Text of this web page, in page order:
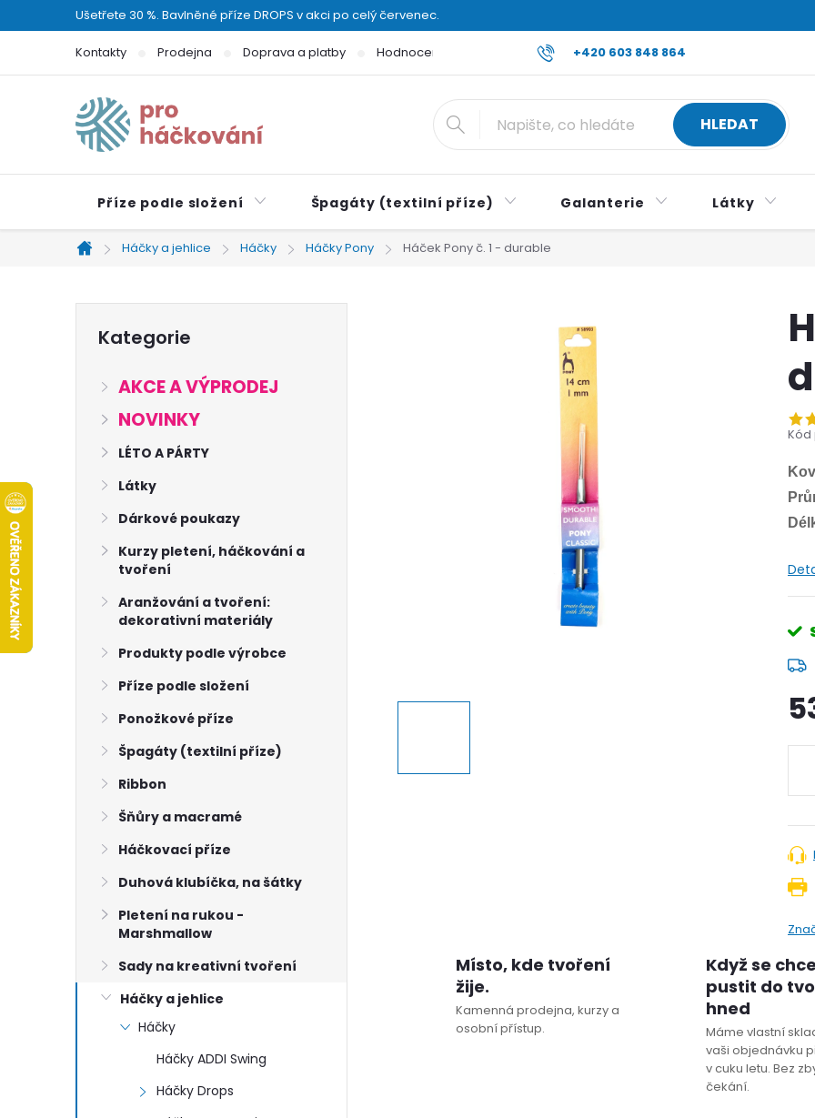
na
Ušetřete 30 %. Bavlněné příze DROPS v akci po celý červenec.
+420 603 848 864
Kontakty Prodejna Doprava a platby Hodnocení obchodu Reklamace a vrácení zboží Všeobecné
HLEDAT
Příze podle složení Špagáty (textilní příze) Galanterie Látky
Domů
Háčky a jehlice Háčky Háčky Pony Háček Pony č. 1 - durable
kategorie
Kategorie
AKCE A VÝPRODEJ
NOVINKY
LÉTO A PÁRTY
Látky
Dárkové poukazy
Kurzy pletení, háčkování a
tvoření
Aranžování a tvoření:
dekorativní materiály
Produkty podle výrobce
Příze podle složení
Ponožkové příze
Špagáty (textilní příze)
Ribbon
Šňůry a macramé
Háčkovací příze
Duhová klubíčka, na šátky
Pletení na rukou -
Marshmallow
Sady na kreativní tvoření
Háčky a jehlice
Háčky
Háčky ADDI Swing
Háčky Drops
Kód
Místo, kde tvoření
žije.
Kamenná prodejna, kurzy a
osobní přístup.
Když se
pustit do
hned
Máme vlastní
vaši objednávku
v cuku letu. Bez
čekání.